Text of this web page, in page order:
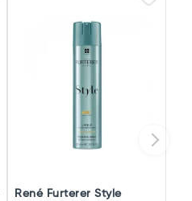
René Furterer Style